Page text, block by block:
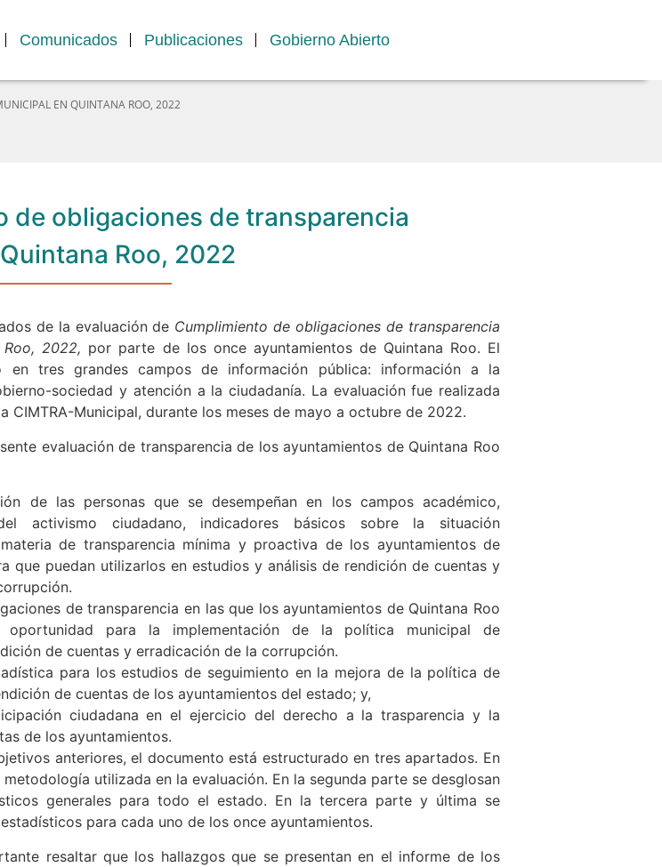
Comunicados Publicaciones Gobierno Abierto
EN QUINTANA ROO, 2022
de obligaciones de transparencia
Roo, 2022
de la evaluación de Cumplimiento de obligaciones de transparencia
2022, por parte de los once ayuntamientos de Quintana Roo. El
en tres grandes campos de información pública: información a la
sociedad y atención a la ciudadanía. La evaluación fue realizada
CIMTRA-Municipal, durante los meses de mayo a octubre de 2022.
evaluación de transparencia de los ayuntamientos de Quintana Roo
de las personas que se desempeñan en los campos académico,
activismo ciudadano, indicadores básicos sobre la situación
de transparencia mínima y proactiva de los ayuntamientos de
que puedan utilizarlos en estudios y análisis de rendición de cuentas y
de transparencia en las que los ayuntamientos de Quintana Roo
oportunidad para la implementación de la política municipal de
de cuentas y erradicación de la corrupción.
para los estudios de seguimiento en la mejora de la política de
de cuentas de los ayuntamientos del estado; y,
ciudadana en el ejercicio del derecho a la trasparencia y la
de los ayuntamientos.
anteriores, el documento está estructurado en tres apartados. En
utilizada en la evaluación. En la segunda parte se desglosan
generales para todo el estado. En la tercera parte y última se
para cada uno de los once ayuntamientos.
resaltar que los hallazgos que se presentan en el informe de los